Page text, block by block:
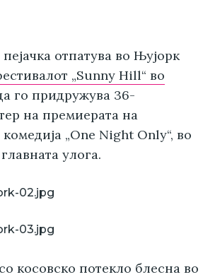
отпатува во Њујорк
„Sunny Hill“ во
го придружува 36-
на премиерата на
„One Night Only“, во
главната улога.
косовско потекло блесна во